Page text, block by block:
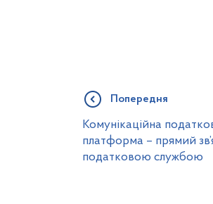
Попередня
Комунікаційна
платформа – прямий
податковою службою